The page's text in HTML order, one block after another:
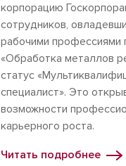
корпорацию
сотрудников,
рабочими профессиями
«Обработка металлов
статус
специалист». Это
возможности
карьерного роста.
Читать подробнее